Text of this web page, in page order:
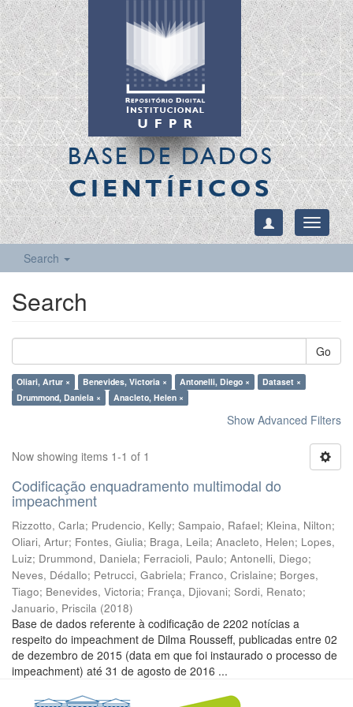
BASE DE DADOS
CIENTÍFICOS
Toggle
Search
Search
Go
Oliari, Artur × Benevides, Victoria × Antonelli, Diego ×
Dataset ×
Drummond, Daniela ×
Anacleto, Helen ×
Show Advanced Filters
Now showing items 1-1 of 1
Codificação enquadramento multimodal do
impeachment
Rizzotto, Carla; Prudencio, Kelly; Sampaio, Rafael; Kleina, Nilton;
Oliari, Artur; Fontes, Giulia; Braga, Leila; Anacleto, Helen; Lopes,
Luiz; Drummond, Daniela; Ferracioli, Paulo; Antonelli, Diego;
Neves, Dédallo; Petrucci, Gabriela; Franco, Crislaine; Borges,
Tiago; Benevides, Victoria; França, Djiovani; Sordi, Renato;
Januario, Priscila (2018)
Base de dados referente à codificação de 2202 notícias a
respeito do impeachment de Dilma Rousseff, publicadas entre 02
de dezembro de 2015 (data em que foi instaurado o processo de
impeachment) até 31 de agosto de 2016 ...